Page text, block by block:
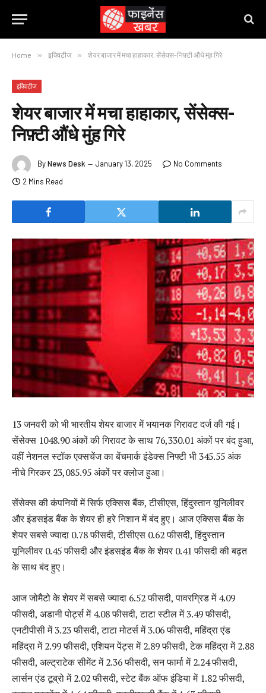
Home » इक्विटीज » शेयर बाजार में मचा हाहाकार, सेंसेक्स-निफ़्टी औंधे मुंह गिरे
इक्विटीज
शेयर बाजार में मचा हाहाकार, सेंसेक्स-
निफ़्टी औंधे मुंह गिरे
ByNews Desk January 13, 2025
No Comments
2 Mins Read
13 जनवरी को भी भारतीय शेयर बाजार में भयानक गिरावट दर्ज की गई।
सेंसेक्स 1048.90 अंकों की गिरावट के साथ 76,330.01 अंकों पर बंद हुआ,
वहीं नेशनल स्टॉक एक्सचेंज का बेंचमार्क इंडेक्स निफ्टी भी 345.55 अंक
नीचे गिरकर 23,085.95 अंकों पर क्लोज हुआ।
सेंसेक्स की कंपनियों में सिर्फ एक्सिस बैंक, टीसीएस, हिंदुस्तान यूनिलीवर
और इंडसइंड बैंक के शेयर ही हरे निशान में बंद हुए। आज एक्सिस बैंक के
शेयर सबसे ज्यादा 0.78 फीसदी, टीसीएस 0.62 फीसदी, हिंदुस्तान
यूनिलीवर 0.45 फीसदी और इंडसइंड बैंक के शेयर 0.41 फीसदी की बढ़त
के साथ बंद हुए।
आज जोमैटो के शेयर में सबसे ज्यादा 6.52 फीसदी, पावरग्रिड में 4.09
फीसदी, अडानी पोर्ट्स में 4.08 फीसदी, टाटा स्टील में 3.49 फीसदी,
एनटीपीसी में 3.23 फीसदी, टाटा मोटर्स में 3.06 फीसदी, महिंद्रा एंड
महिंद्रा में 2.99 फीसदी, एशियन पेंट्स में 2.89 फीसदी, टेक महिंद्रा में 2.88
फीसदी, अल्ट्राटेक सीमेंट में 2.36 फीसदी, सन फार्मा में 2.24 फीसदी,
लार्सन एंड टूब्रो में 2.02 फीसदी, स्टेट बैंक ऑफ इंडिया में 1.82 फीसदी,